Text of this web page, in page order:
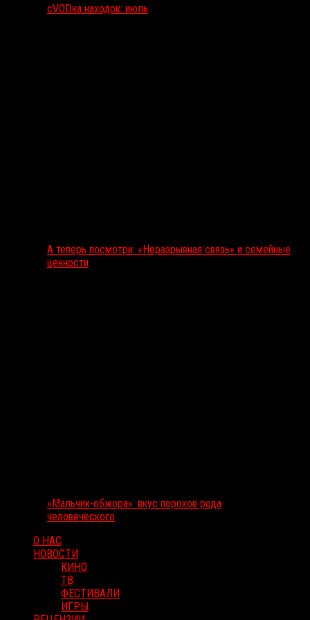
сVODка находок: июль
А теперь посмотри: «Неразрывная связь» и семейные
ценности
«Мальчик-обжора»: вкус пороков рода
человеческого
О НАС
НОВОСТИ
КИНО
ТВ
ФЕСТИВАЛИ
ИГРЫ